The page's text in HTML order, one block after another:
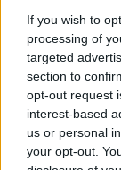
If you wish to
processing of
targeted
section to
opt-out request
interest-based
us or personal
your opt-out.
Caso